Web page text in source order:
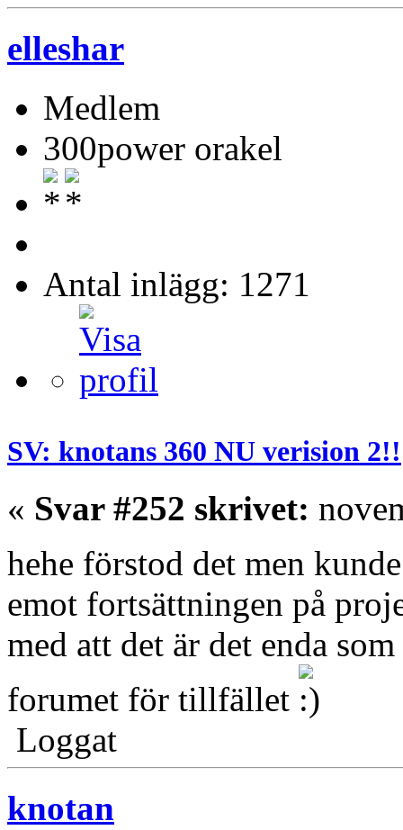
elleshar
Medlem
300power orakel
Antal inlägg: 1271
SV: knotans 360 NU verision 2!!
« Svar #252 skrivet:
hehe förstod det men
emot fortsättningen på
med att det är det enda
forumet för tillfället
Loggat
knotan